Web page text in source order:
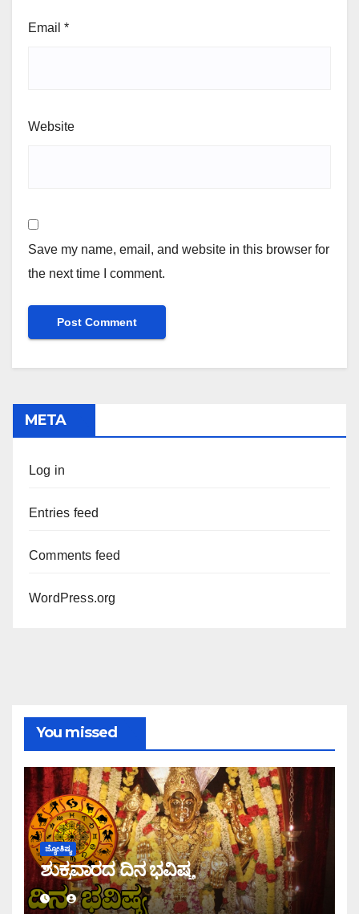
Email *
Website
Save my name, email, and website in this browser for
the next time I comment.
META
Log in
Entries feed
Comments feed
WordPress.org
You missed
ಜ್ಯೋತಿಷ್ಯ
ಶುಕ್ರವಾರದ ದಿನ ಭವಿಷ್ಯ